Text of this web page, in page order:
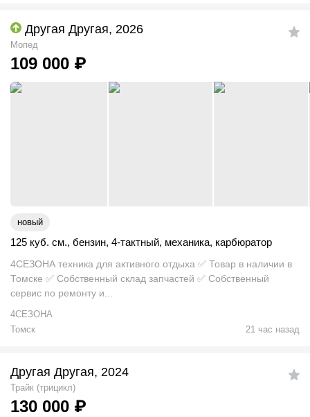
Другая Другая, 2026
Мопед
109 000 ₽
новый
125 куб. см., бензин, 4-тактный, механика, карбюратор
4СЕЗОНА техника для активного отдыха ✅ Товар в наличии в
Томске ✅ Собственный склад запчастей ✅ Собственный
сервис по ремонту и...
4СЕЗОНА
Томск
21 час назад
Другая Другая, 2024
Трайк (трицикл)
130 000 ₽